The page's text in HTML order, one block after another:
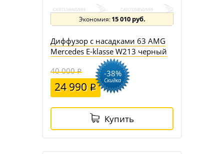
15 010 руб.
Диффузор с насадками 63 AMG
Mercedes E-klasse W213 черный
40 000
24 990
-38%
Скидка
Купить